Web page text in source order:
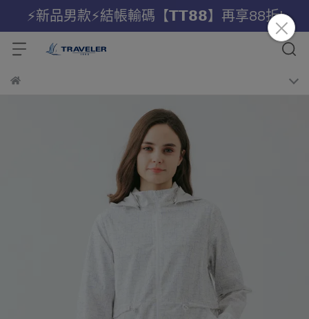
⚡新品男款⚡結帳輸碼【𝗧𝗧𝟴𝟴】再享88折!